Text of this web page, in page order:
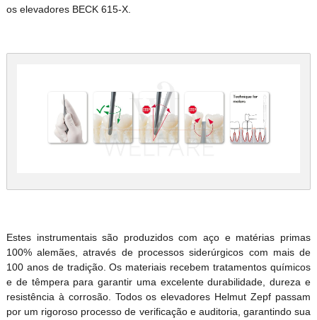
os elevadores BECK 615-X.
Estes instrumentais são produzidos com aço e matérias primas
100% alemães, através de processos siderúrgicos com mais de
100 anos de tradição. Os materiais recebem tratamentos químicos
e de têmpera para garantir uma excelente durabilidade, dureza e
resistência à corrosão. Todos os elevadores Helmut Zepf passam
por um rigoroso processo de verificação e auditoria, garantindo sua